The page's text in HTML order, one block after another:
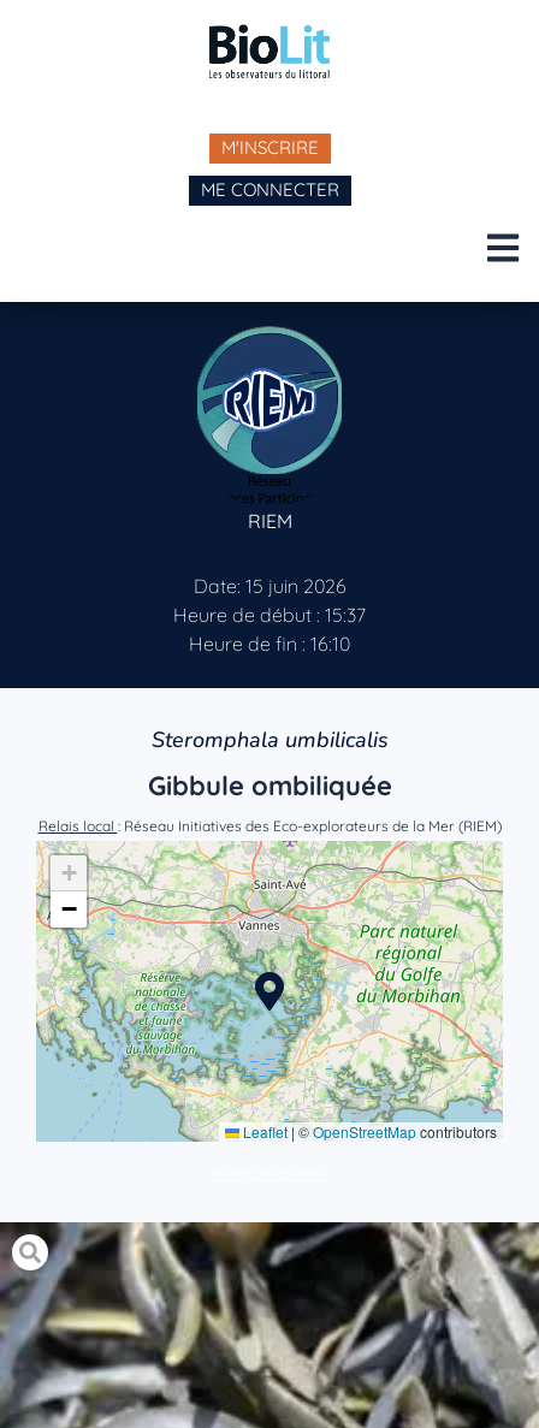
M'INSCRIRE
ME CONNECTER
RIEM
Date: 15 juin 2026
Heure de début : 15:37
Heure de fin : 16:10
Steromphala umbilicalis
Gibbule ombiliquée
Relais local : Réseau Initiatives des Eco-explorateurs de la Mer (RIEM)
+
−
Leaflet | ©OpenStreetMapcontributors